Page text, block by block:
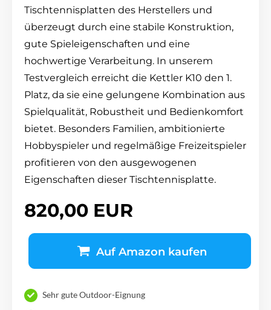
Tischtennisplatten des Herstellers und
überzeugt durch eine stabile Konstruktion,
gute Spieleigenschaften und eine
hochwertige Verarbeitung. In unserem
Testvergleich erreicht die Kettler K10 den 1.
Platz, da sie eine gelungene Kombination aus
Spielqualität, Robustheit und Bedienkomfort
bietet. Besonders Familien, ambitionierte
Hobbyspieler und regelmäßige Freizeitspieler
profitieren von den ausgewogenen
Eigenschaften dieser Tischtennisplatte.
820,00 EUR
Auf Amazon kaufen
Sehr gute Outdoor-Eignung